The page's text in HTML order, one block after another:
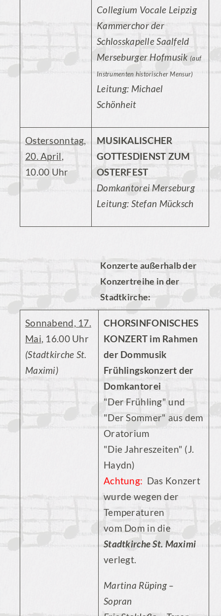
Collegium Vocale Leipzig
Kammerchor der
Schlosskapelle Saalfeld
Merseburger Hofmusik (auf
Instrumenten historischer Mensur)
Leitung: Michael
Schönheit
Ostersonntag,
20. April,
10.00 Uhr
MUSIKALISCHER
GOTTESDIENST ZUM
OSTERFEST
Domkantorei Merseburg
Leitung: Stefan Mücksch
Konzerte außerhalb der
Konzertreihe in der
Stadtkirche:
Sonnabend, 17.
Mai, 16.00 Uhr
(Stadtkirche St.
Maximi)
CHORSINFONISCHES
KONZERT im Rahmen
der Dommusik
Frühlingskonzert der
Domkantorei
"Der Frühling" und
"Der Sommer" aus dem
Oratorium
"Die Jahreszeiten" (J.
Haydn)
Achtung: Das Konzert
wurde wegen der
Temperaturen
vom Dom in die
Stadtkirche St. Maximi
verlegt.
Martina Rüping –
Sopran